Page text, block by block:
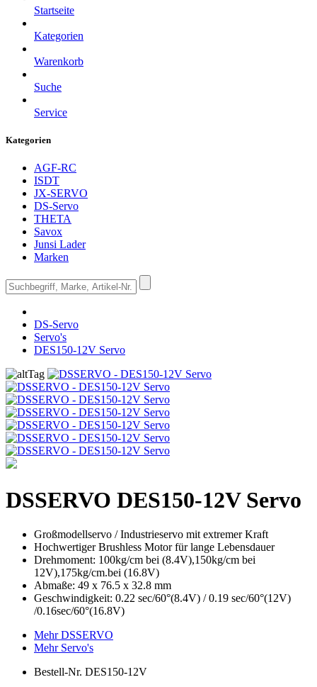
Startseite
Kategorien
Warenkorb
Suche
Service
Kategorien
AGF-RC
ISDT
JX-SERVO
DS-Servo
THETA
Savox
Junsi Lader
Marken
DS-Servo
Servo's
DES150-12V Servo
DSSERVO DES150-12V Servo
Großmodellservo / Industrieservo mit extremer Kraft
Hochwertiger Brushless Motor für lange Lebensdauer
Drehmoment: 100kg/cm bei (8.4V),150kg/cm bei
12V),175kg/cm.bei (16.8V)
Abmaße: 49 x 76.5 x 32.8 mm
Geschwindigkeit: 0.22 sec/60°(8.4V) / 0.19 sec/60°(12V)
/0.16sec/60°(16.8V)
Mehr DSSERVO
Mehr Servo's
Bestell-Nr. DES150-12V